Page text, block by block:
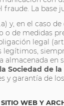
fraude. La
y, en el caso
o de medidas
legal (art.
legítimos,
almacenada
Sociedad de
y garantía de
WEB Y